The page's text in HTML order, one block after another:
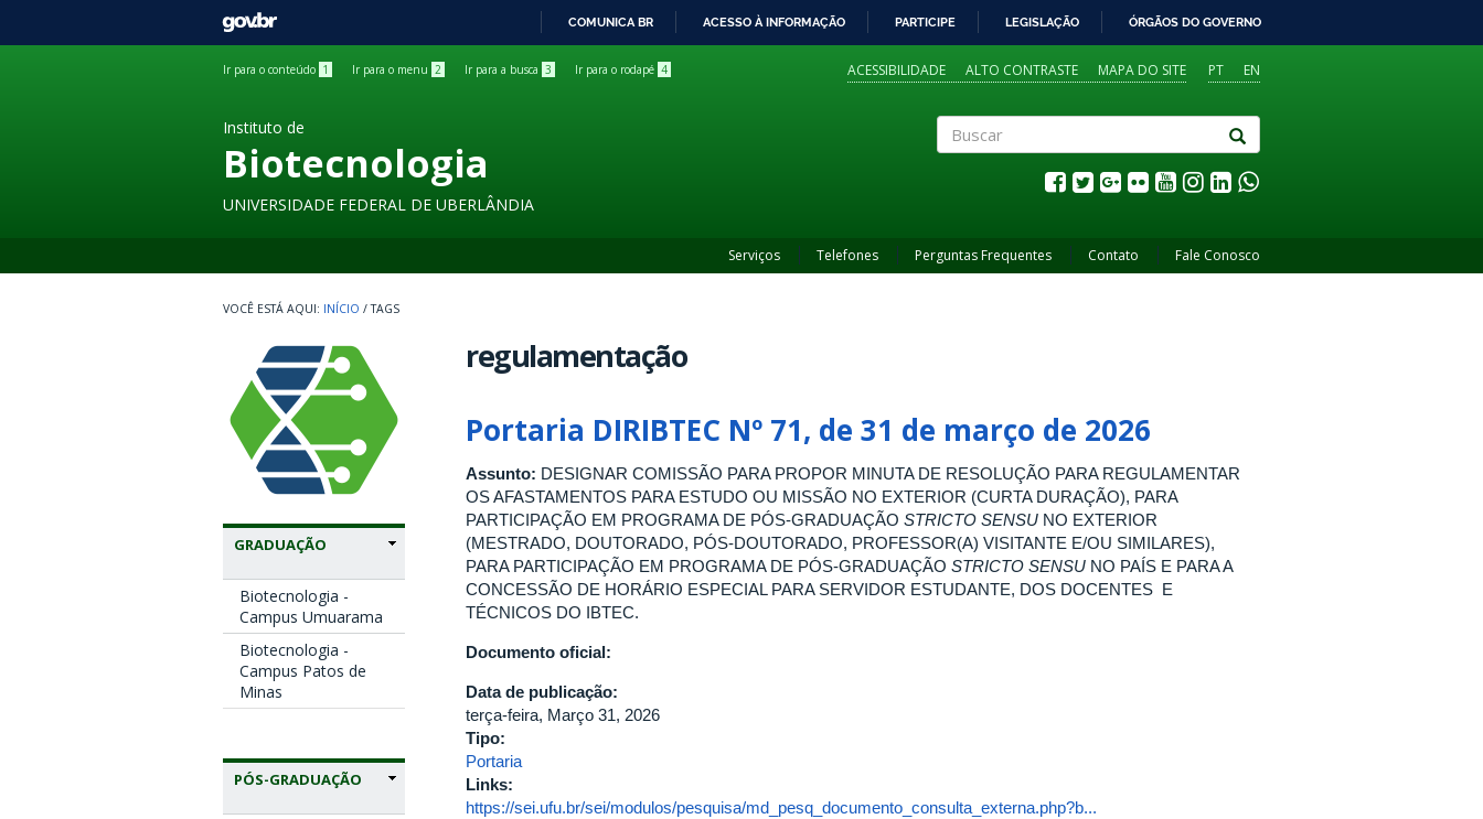
GOVBR
COMUNICA BR ACESSO À INFORMAÇÃO PARTICIPE LEGISLAÇÃO ÓRGÃOS DO GOVERNO
Ir para o conteúdo 1 Ir para o menu 2 Ir para a busca 3 Ir para o rodapé 4 PT EN
ACESSIBILIDADE ALTO CONTRASTE MAPA DO SITE
Instituto de
Biotecnologia
UNIVERSIDADE FEDERAL DE UBERLÂNDIA
Serviços Telefones Perguntas Frequentes Contato Fale Conosco
INÍCIO / TAGS
GRADUAÇÃO
Biotecnologia -
Campus Umuarama
Biotecnologia -
Campus Patos de
Minas
PÓS-GRADUAÇÃO
regulamentação
Portaria DIRIBTEC Nº 71, de 31 de março de 2026
Assunto: DESIGNAR COMISSÃO PARA PROPOR MINUTA DE RESOLUÇÃO PARA REGULAMENTAR
OS AFASTAMENTOS PARA ESTUDO OU MISSÃO NO EXTERIOR (CURTA DURAÇÃO), PARA
PARTICIPAÇÃO EM PROGRAMA DE PÓS-GRADUAÇÃO STRICTO SENSU NO EXTERIOR
(MESTRADO, DOUTORADO, PÓS-DOUTORADO, PROFESSOR(A) VISITANTE E/OU SIMILARES),
PARA PARTICIPAÇÃO EM PROGRAMA DE PÓS-GRADUAÇÃO STRICTO SENSU NO PAÍS E PARA A
CONCESSÃO DE HORÁRIO ESPECIAL PARA SERVIDOR ESTUDANTE, DOS DOCENTES E
TÉCNICOS DO IBTEC.
Documento oficial:
Data de publicação:
terça-feira, Março 31, 2026
Tipo:
Portaria
Links:
https://sei.ufu.br/sei/modulos/pesquisa/md_pesq_documento_consulta_externa.php?b...